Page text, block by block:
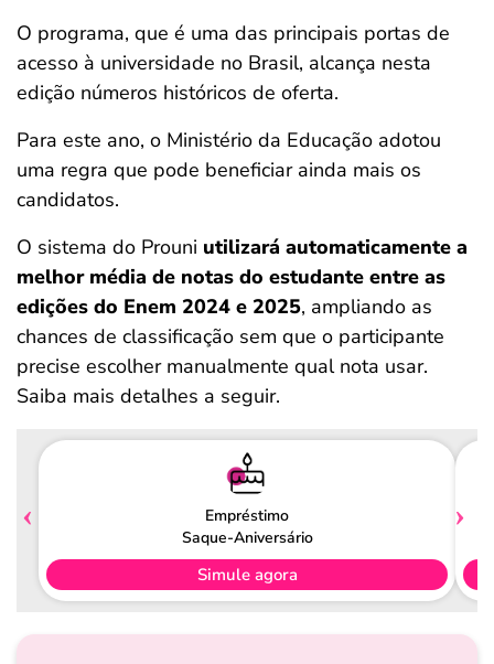
O programa, que é uma das principais portas de
acesso à universidade no Brasil, alcança nesta
edição números históricos de oferta.
Para este ano, o Ministério da Educação adotou
uma regra que pode beneficiar ainda mais os
candidatos.
O sistema do Prouni utilizará automaticamente a
melhor média de notas do estudante entre as
edições do Enem 2024 e 2025, ampliando as
chances de classificação sem que o participante
precise escolher manualmente qual nota usar.
Saiba mais detalhes a seguir.
Empréstimo
Saque-Aniversário
Simule agora